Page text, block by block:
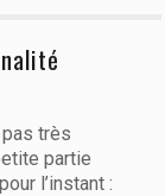
pas très
partie
l’instant :